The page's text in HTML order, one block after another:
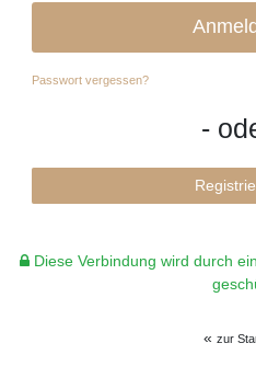
Passwort vergessen?
-
Diese Verbindung wird durch
« zur